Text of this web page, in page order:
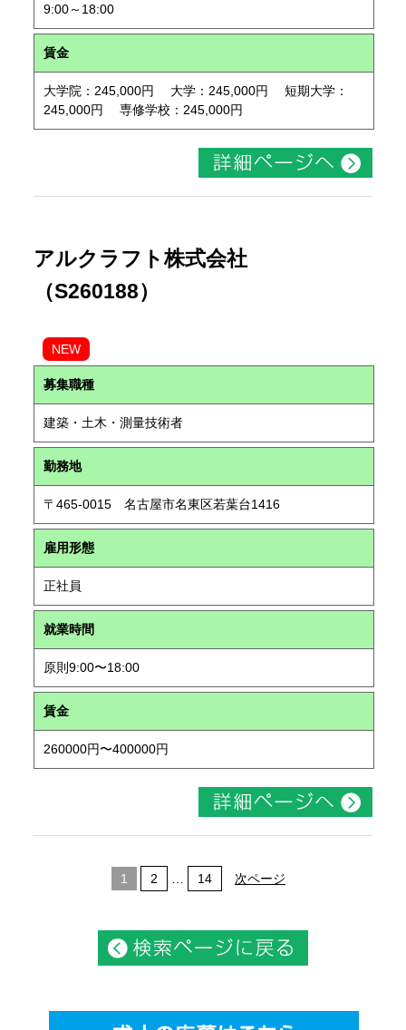
9:00～18:00
賃金
大学院：245,000円 大学：245,000円 短期大学：
245,000円 専修学校：245,000円
アルクラフト株式会社
（S260188）
NEW
募集職種
建築・土木・測量技術者
勤務地
〒465-0015 名古屋市名東区若葉台1416
雇用形態
正社員
就業時間
原則9:00〜18:00
賃金
260000円〜400000円
1 2 14 次ページ